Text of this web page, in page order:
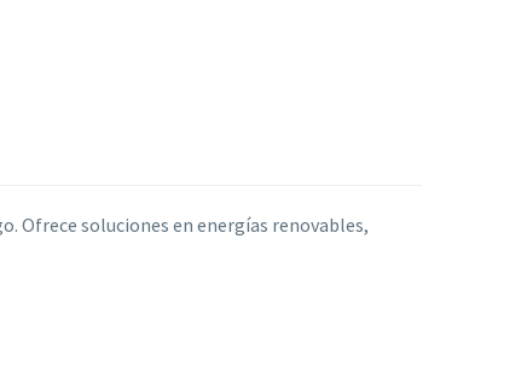
Ofrece soluciones en energías renovables,